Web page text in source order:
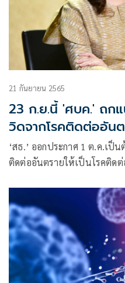
21 กันยายน 2565
23 ก.ย.นี้ 'ศบค.' ถก
วิดจากโรคติดต่ออัน
‘สธ.’ ออกประกาศ 1 ต.ค.เป็
ติดต่ออันตรายให้เป็นโรคติดต่